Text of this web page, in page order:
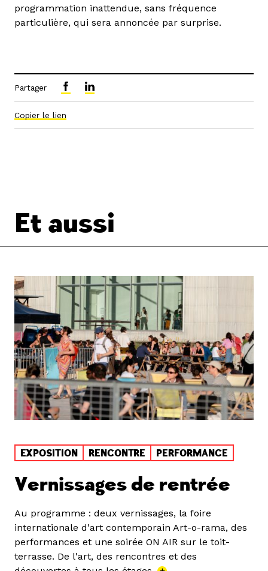
programmation inattendue, sans fréquence
particulière, qui sera annoncée par surprise.
Partager
Copier le lien
Et aussi
EXPOSITION RENCONTRE PERFORMANCE
Vernissages de rentrée
Au programme : deux vernissages, la foire
internationale d'art contemporain Art-o-rama, des
performances et une soirée ON AIR sur le toit-
terrasse. De l'art, des rencontres et des